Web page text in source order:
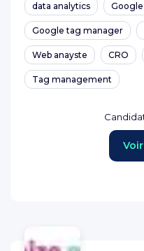
data analytics
Google tag manager
Web anayste CRO
Tag management